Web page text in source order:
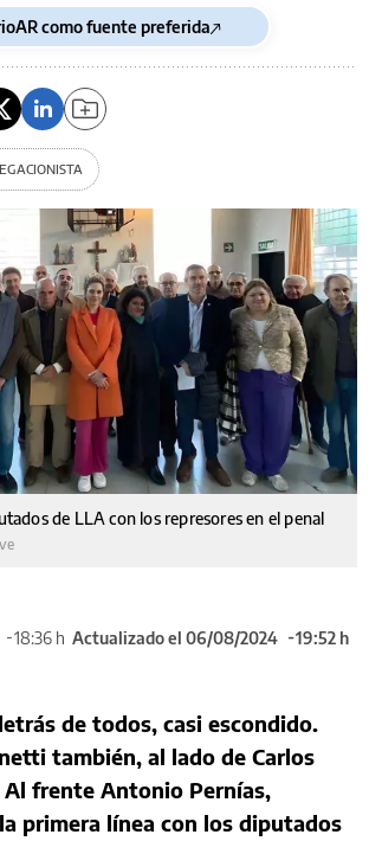
como fuente preferida
de LLA con los represores en el penal
18:36 h Actualizado el 06/08/2024
19:52 h
de todos, casi escondido.
también, al lado de Carlos
Al frente Antonio Pernías,
primera línea con los diputados